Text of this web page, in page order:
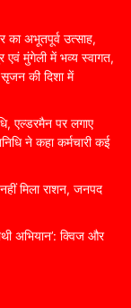
का अभूतपूर्व उत्साह,
एवं मुंगेली में भव्य स्वागत,
की दिशा में
एल्डरमैन पर लगाए
ने कहा कर्मचारी कई
मिला राशन, जनपद
अभियान’: क्विज और